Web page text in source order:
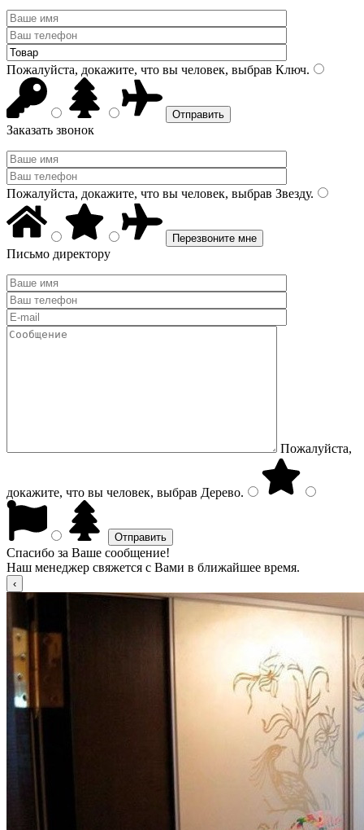
Пожалуйста, докажите, что вы человек, выбрав Ключ.
Заказать звонок
Пожалуйста, докажите, что вы человек, выбрав Звезду.
Письмо директору
Пожалуйста,
докажите, что вы человек, выбрав Дерево.
Спасибо за Ваше сообщение!
Наш менеджер свяжется с Вами в ближайшее время.